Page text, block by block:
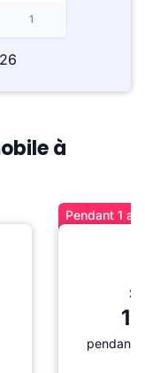
1
à
Pendant 1
pendant